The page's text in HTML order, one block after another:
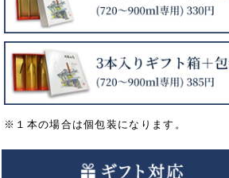
※１本の場合は個包装になります。